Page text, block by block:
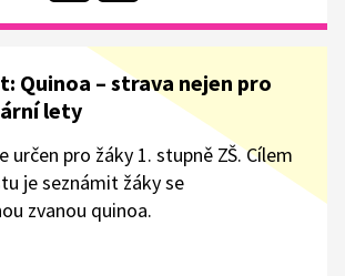
Quinoa – strava nejen pro
lety
určen pro žáky 1. stupně ZŠ. Cílem
je seznámit žáky se
zvanou quinoa.